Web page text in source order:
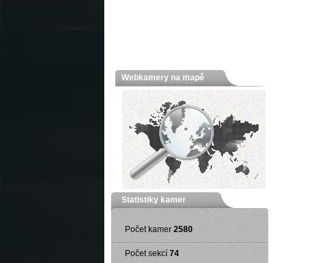
Webkamery na mapě
Statistiky kamer
Počet kamer 2580
Počet sekcí 74